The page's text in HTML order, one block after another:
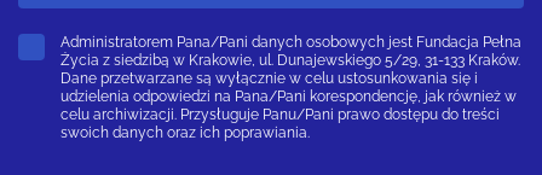
Administratorem Pana/Pani danych osobowych jest Fundacja Pełna
Życia z siedzibą w Krakowie, ul. Dunajewskiego 5/29, 31-133 Kraków.
Dane przetwarzane są wyłącznie w celu ustosunkowania się i
udzielenia odpowiedzi na Pana/Pani korespondencję, jak również w
celu archiwizacji. Przysługuje Panu/Pani prawo dostępu do treści
swoich danych oraz ich poprawiania.